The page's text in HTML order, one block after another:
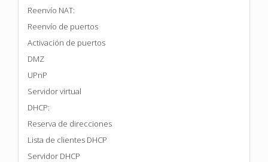
Reenvío NAT:
Reenvío de puertos
Activación de puertos
DMZ
UPnP
Servidor virtual
DHCP:
Reserva de direcciones
Lista de clientes DHCP
Servidor DHCP